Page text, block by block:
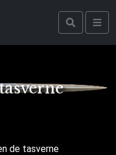
de tasverne